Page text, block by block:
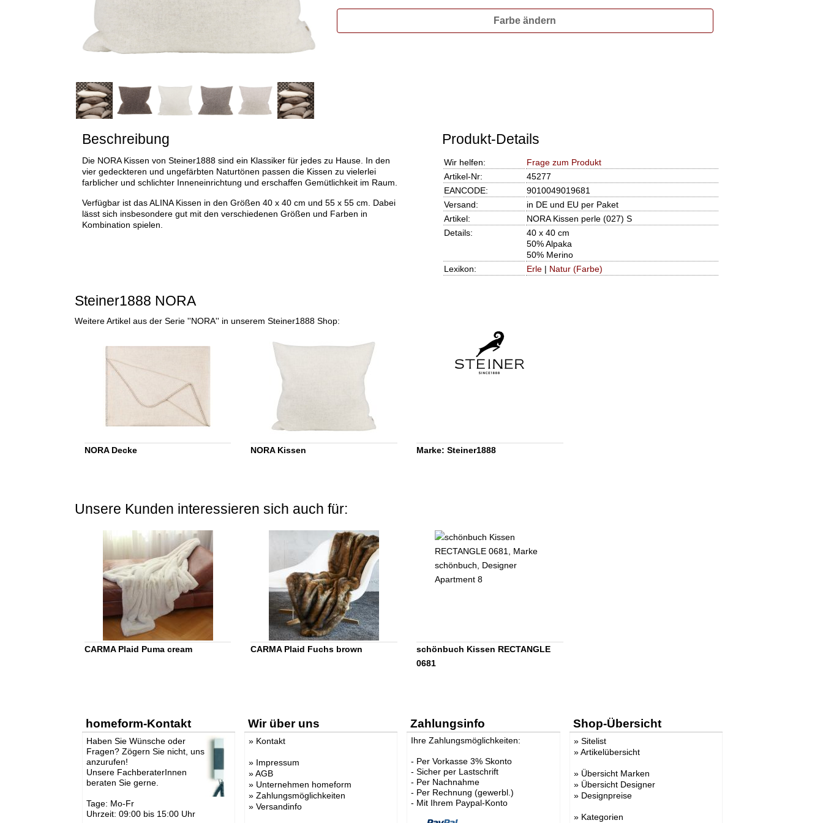
Farbe ändern
Beschreibung
Die NORA Kissen von Steiner1888 sind ein Klassiker für jedes zu Hause. In den
vier gedeckteren und ungefärbten Naturtönen passen die Kissen zu vielerlei
farblicher und schlichter Inneneinrichtung und erschaffen Gemütlichkeit im Raum.
Verfügbar ist das ALINA Kissen in den Größen 40 x 40 cm und 55 x 55 cm. Dabei
lässt sich insbesondere gut mit den verschiedenen Größen und Farben in
Kombination spielen.
Produkt-Details
Wir helfen:
Frage zum Produkt
Artikel-Nr:
45277
EANCODE:
9010049019681
Versand:
in DE und EU per Paket
Artikel:
NORA Kissen perle (027) S
Details:
40 x 40 cm
50% Alpaka
50% Merino
Lexikon:
Erle| Natur (Farbe)
Steiner1888 NORA
Weitere Artikel aus der Serie ''NORA'' in unserem Steiner1888 Shop:
NORA Decke NORA Kissen Marke: Steiner1888
Unsere Kunden interessieren sich auch für:
CARMA Plaid Puma cream CARMA Plaid Fuchs brown
schönbuch Kissen RECTANGLE
0681
homeform-Kontakt
Haben Sie Wünsche oder
Fragen? Zögern Sie nicht, uns
anzurufen!
Unsere FachberaterInnen
beraten Sie gerne.
Tage: Mo-Fr
Uhrzeit: 09:00 bis 15:00 Uhr
Wir über uns
» Kontakt
» Impressum
»AGB
» Unternehmen homeform
» Zahlungsmöglichkeiten
» Versandinfo
Zahlungsinfo
Ihre Zahlungsmöglichkeiten:
- Per Vorkasse 3% Skonto
- Sicher per Lastschrift
- Per Nachnahme
- Per Rechnung (gewerbl.)
- Mit Ihrem Paypal-Konto
Shop-Übersicht
» Sitelist
»Artikelübersicht
» Übersicht Marken
» Übersicht Designer
» Designpreise
» Kategorien